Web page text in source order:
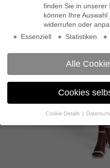
finden Sie in unserer
können Ihre
widerrufen oder
Essenziell
Statistiken
Alle
Cookies
Cookie-Details
Wenn Sie unter 16 Jahre alt
freiwilligen Diensten geben
Erziehungsberechtigten um